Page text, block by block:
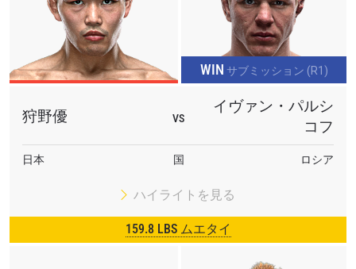
WIN サブミッション (R1)
狩野優 VS
イヴァン・パルシ
コフ
日本 国 ロシア
ハイライトを見る
159.8 LBS ムエタイ